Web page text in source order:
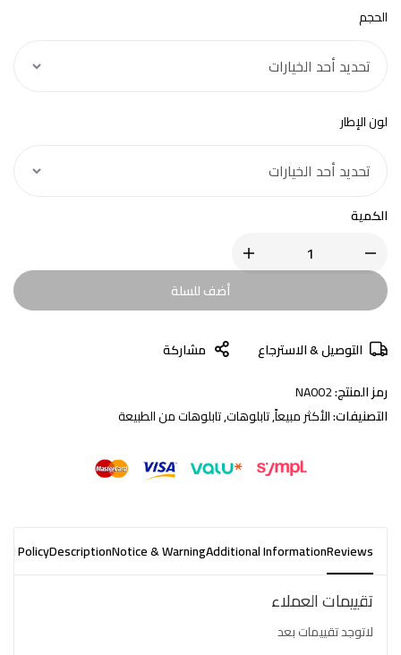
الحجم
لون الإطار
الكمية
أضف للسلة
التوصيل & الاسترجاع
مشاركة
رمز المنتج:NA002
التصنيفات:الأكثر مبيعاً,تابلوهات,تابلوهات من الطبيعة
Reviews
Additional Information
Notice & Warning
Description
Policy
تقييمات العملاء
لاتوجد تقييمات بعد